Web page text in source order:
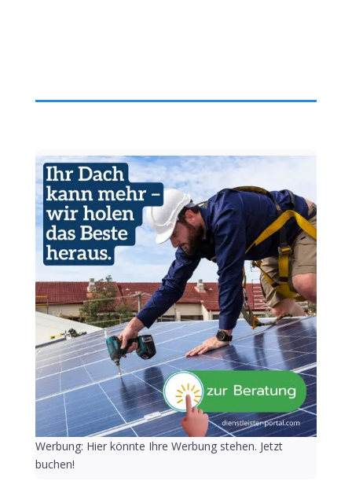
Werbung: Hier könnte Ihre Werbung stehen. Jetzt
buchen!